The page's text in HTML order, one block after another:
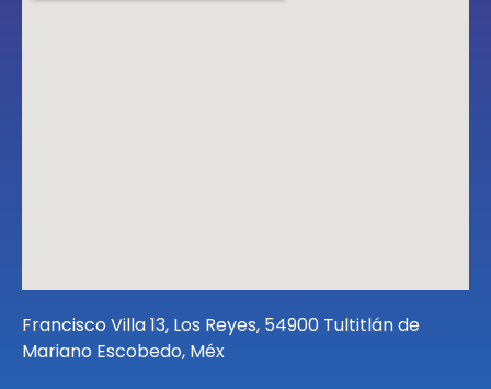
Francisco Villa 13, Los Reyes, 54900 Tultitlán de
Mariano Escobedo, Méx